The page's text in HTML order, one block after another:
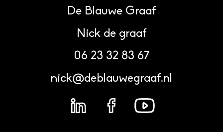
De Blauwe Graaf
Nick de graaf
06 23 32 83 67
nick@deblauwegraaf.nl
06 23 32 83 67